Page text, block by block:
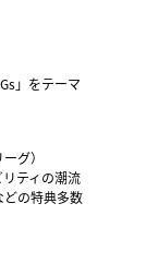
」をテーマ
グ）
ティの潮流
の特典多数